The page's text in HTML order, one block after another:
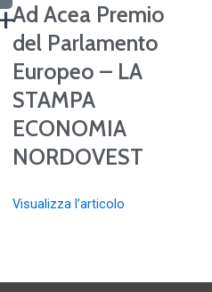
Ad Acea Premio
del Parlamento
Europeo – LA
STAMPA
ECONOMIA
NORDOVEST
Visualizza l’articolo